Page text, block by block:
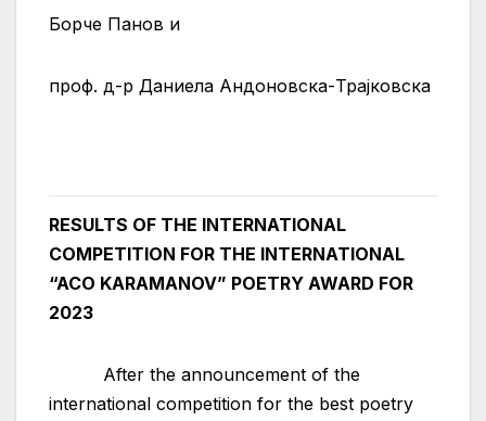
Борче Панов и
проф. д-р Даниела Андоновска-Трајковска
RESULTS OF THE INTERNATIONAL
COMPETITION FOR THE INTERNATIONAL
“ACO KARAMANOV” POETRY AWARD FOR
2023
After the announcement of the
international competition for the best poetry